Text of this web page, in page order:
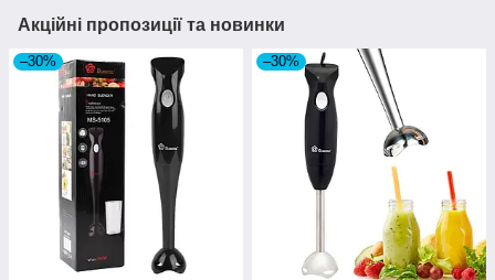
Акційні пропозиції та новинки
–30% –30%